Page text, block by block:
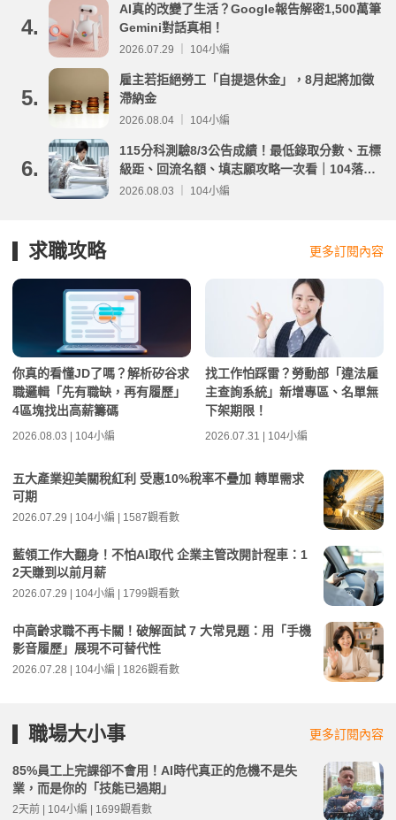
4.
AI真的改變了生活？Google報告解密1,500萬筆
Gemini對話真相！
2026.07.29 ｜ 104小編
5.
雇主若拒絕勞工「自提退休金」，8月起將加徵
滯納金
2026.08.04 ｜ 104小編
6.
115分科測驗8/3公告成績！最低錄取分數、五標
級距、回流名額、填志願攻略一次看｜104落點
分析
2026.08.03 ｜ 104小編
求職攻略 更多訂閱內容
你真的看懂JD了嗎？解析矽谷求
職邏輯「先有職缺，再有履歷」
4區塊找出高薪籌碼
2026.08.03 | 104小編
找工作怕踩雷？勞動部「違法雇
主查詢系統」新增專區、名單無
下架期限！
2026.07.31 | 104小編
五大產業迎美關稅紅利 受惠10%稅率不疊加 轉單需求
可期
2026.07.29 | 104小編 | 1587觀看數
藍領工作大翻身！不怕AI取代 企業主管改開計程車：1
2天賺到以前月薪
2026.07.29 | 104小編 | 1799觀看數
中高齡求職不再卡關！破解面試 7 大常見題：用「手機
影音履歷」展現不可替代性
2026.07.28 | 104小編 | 1826觀看數
職場大小事 更多訂閱內容
85%員工上完課卻不會用！AI時代真正的危機不是失
業，而是你的「技能已過期」
2天前 | 104小編 | 1699觀看數